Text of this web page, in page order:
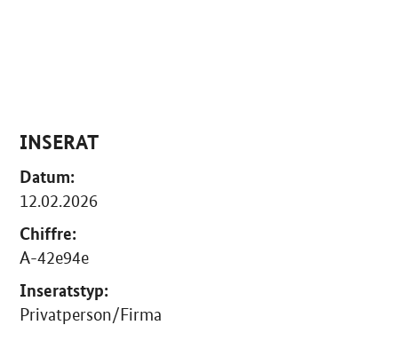
INSERAT
Datum:
12.02.2026
Chiffre:
A-42e94e
Inseratstyp:
Privatperson/Firma